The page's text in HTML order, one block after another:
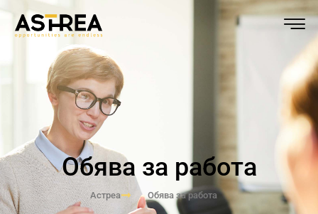
Обява за работа
Астреа Обява за работа